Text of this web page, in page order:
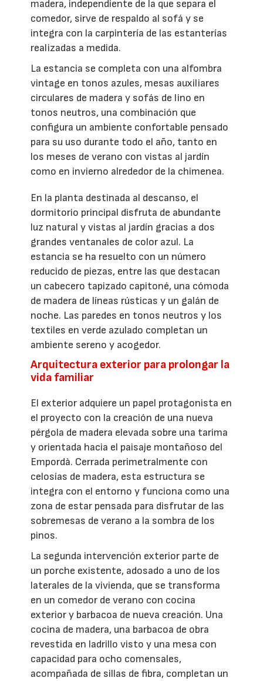
madera, independiente de la que separa el
comedor, sirve de respaldo al sofá y se
integra con la carpintería de las estanterías
realizadas a medida.
La estancia se completa con una alfombra
vintage en tonos azules, mesas auxiliares
circulares de madera y sofás de lino en
tonos neutros, una combinación que
configura un ambiente confortable pensado
para su uso durante todo el año, tanto en
los meses de verano con vistas al jardín
como en invierno alrededor de la chimenea.
En la planta destinada al descanso, el
dormitorio principal disfruta de abundante
luz natural y vistas al jardín gracias a dos
grandes ventanales de color azul. La
estancia se ha resuelto con un número
reducido de piezas, entre las que destacan
un cabecero tapizado capitoné, una cómoda
de madera de líneas rústicas y un galán de
noche. Las paredes en tonos neutros y los
textiles en verde azulado completan un
ambiente sereno y acogedor.
Arquitectura exterior para prolongar la
vida familiar
El exterior adquiere un papel protagonista en
el proyecto con la creación de una nueva
pérgola de madera elevada sobre una tarima
y orientada hacia el paisaje montañoso del
Empordà. Cerrada perimetralmente con
celosías de madera, esta estructura se
integra con el entorno y funciona como una
zona de estar pensada para disfrutar de las
sobremesas de verano a la sombra de los
pinos.
La segunda intervención exterior parte de
un porche existente, adosado a uno de los
laterales de la vivienda, que se transforma
en un comedor de verano con cocina
exterior y barbacoa de nueva creación. Una
cocina de madera, una barbacoa de obra
revestida en ladrillo visto y una mesa con
capacidad para ocho comensales,
acompañada de sillas de fibra, completan un